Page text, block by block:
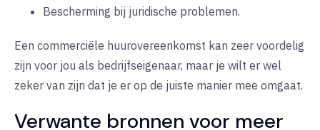
Bescherming bij juridische problemen.
Een commerciële huurovereenkomst kan zeer voordelig
zijn voor jou als bedrijfseigenaar, maar je wilt er wel
zeker van zijn dat je er op de juiste manier mee omgaat.
Verwante bronnen voor meer